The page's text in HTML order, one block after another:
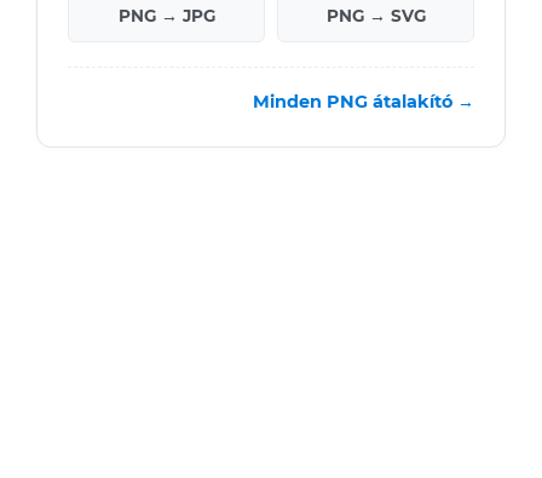
PNG → JPG PNG → SVG
Minden PNG átalakító →